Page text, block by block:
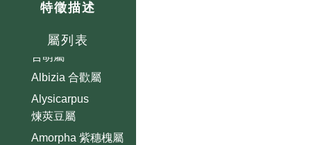
特徵描述
屬列表
Adesmia
Aeschynomene
合萌屬
Albizia 合歡屬
Alysicarpus
煉莢豆屬
Amorpha 紫穗槐屬